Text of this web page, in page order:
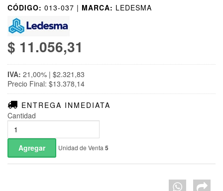
CÓDIGO: 013-037 | MARCA: LEDESMA
$ 11.056,31
IVA: 21,00% | $2.321,83
Precio Final: $13.378,14
ENTREGA INMEDIATA
Cantidad
Unidad de Venta 5